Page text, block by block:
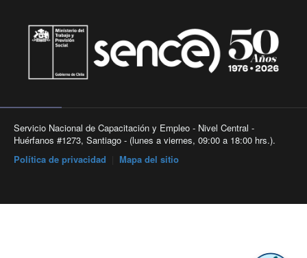
Servicio Nacional de Capacitación y Empleo - Nivel Central -
Huérfanos #1273, Santiago - (lunes a viernes, 09:00 a 18:00 hrs.).
Política de privacidad
Mapa del sitio